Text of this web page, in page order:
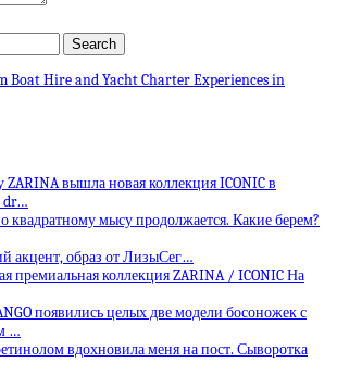
Boat Hire and Yacht Charter Experiences in
вышла новая коллекция ICONIC в
dr…
квадратному мысу продолжается. Какие берем?
акцент, образ от ЛизыСег…
премиальная коллекция ZARINA / ICONIC На
появились целых две модели босоножек с
…
вдохновила меня на пост. Сыворотка